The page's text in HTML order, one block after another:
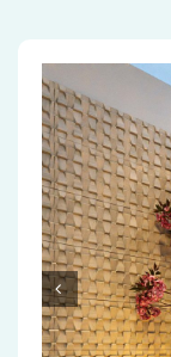
Baden
PVC